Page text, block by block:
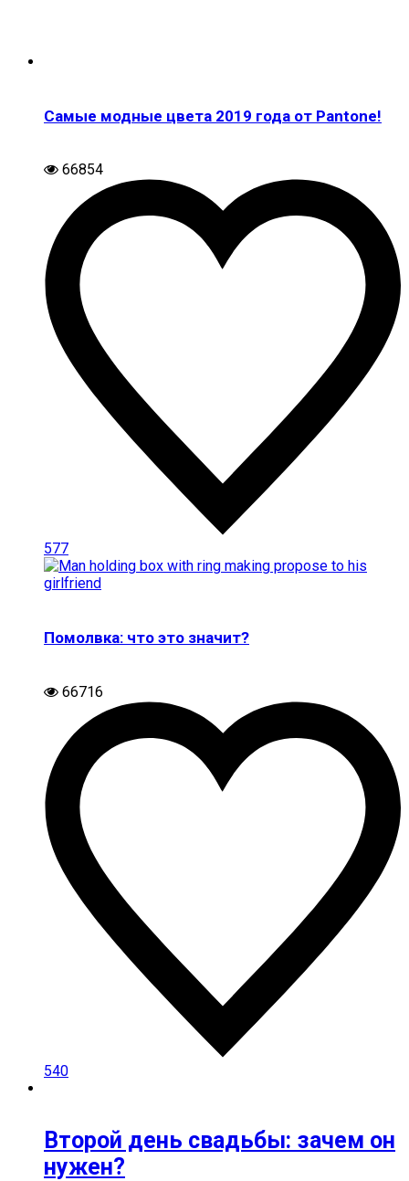
Самые модные цвета 2019 года от Pantone!
66854
577
Помолвка: что это значит?
66716
540
Второй день свадьбы: зачем он
нужен?